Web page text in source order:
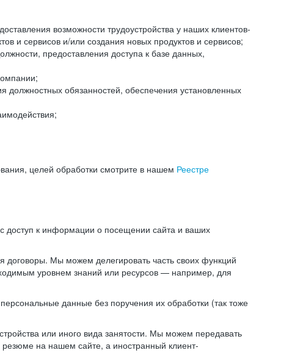
возможности трудоустройства у наших клиентов-
и сервисов и/или создания новых продуктов и сервисов;
предоставления доступа к базе данных,
должностных обязанностей, обеспечения установленных
целей обработки смотрите в нашем Реестре
доступ к информации о посещении сайта и ваших
договоры. Мы можем делегировать часть своих функций
уровнем знаний или ресурсов — например, для
данные без поручения их обработки (так тоже
или иного вида занятости. Мы можем передавать
на нашем сайте, а иностранный клиент-